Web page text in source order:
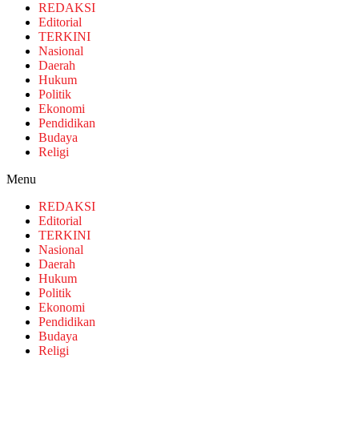
REDAKSI
Editorial
TERKINI
Nasional
Daerah
Hukum
Politik
Ekonomi
Pendidikan
Budaya
Religi
Menu
REDAKSI
Editorial
TERKINI
Nasional
Daerah
Hukum
Politik
Ekonomi
Pendidikan
Budaya
Religi